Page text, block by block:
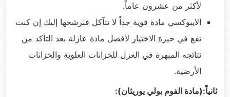
لأكثر من عشرون عاماً.
الايبوكسي مادة قوية جداً لا تتآكل فنرشحها إليك إن كنت
تقع في حيرة الاختيار لأفضل مادة عازلة بعد التأكد من
نتائجه المبهرة في العزل للخزانات العلوية والخزانات
الأرضية.
ثانياً:(مادة الفوم بولي يوريثان):